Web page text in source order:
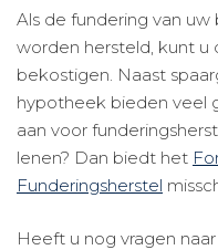
Als de fundering van
worden hersteld, kunt u
bekostigen. Naast
hypotheek bieden veel
aan voor
lenen? Dan biedt het
Funderingsherstel
Heeft u nog vragen